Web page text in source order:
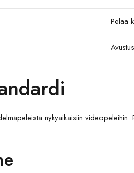
Pelaa
nykyaikaisiin